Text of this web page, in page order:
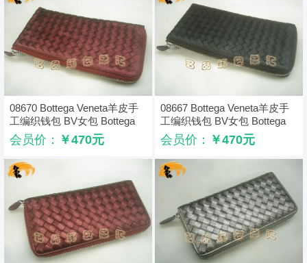
08670 Bottega Veneta羊皮手
工编织钱包 BV女包 Bottega
Veneta长款钱包 枣红色
会员价： ￥470元
08667 Bottega Veneta羊皮手
工编织钱包 BV女包 Bottega
Veneta长款钱包 啡色
会员价： ￥470元